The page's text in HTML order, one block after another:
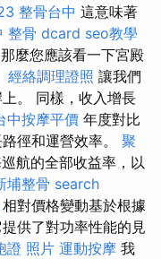
整骨台中 這意味著
整骨 dcard seo教學
麼您應該看一下宮殿
經絡調理證照 讓我們
。 同樣，收入增長
中按摩平價 年度對比
徑和運營效率。 聚
航的全部收益率，以
埔整骨 search
相對價格變動基於根據
供了對功率性能的見
證 照片 運動按摩 我